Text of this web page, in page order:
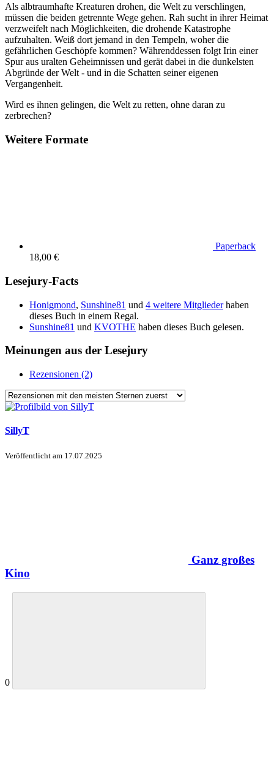
Als albtraumhafte Kreaturen drohen, die Welt zu verschlingen,
müssen die beiden getrennte Wege gehen. Rah sucht in ihrer Heimat
verzweifelt nach Möglichkeiten, die drohende Katastrophe
aufzuhalten. Weiß dort jemand in den Tempeln, woher die
gefährlichen Geschöpfe kommen? Währenddessen folgt Irin einer
Spur aus uralten Geheimnissen und gerät dabei in die dunkelsten
Abgründe der Welt - und in die Schatten seiner eigenen
Vergangenheit.
Wird es ihnen gelingen, die Welt zu retten, ohne daran zu
zerbrechen?
Weitere Formate
Paperback
18,00 €
Lesejury-Facts
Honigmond, Sunshine81 und 4 weitere Mitgliederhaben
dieses Buch in einem Regal.
Sunshine81 und KVOTHE haben dieses Buch gelesen.
Meinungen aus der Lesejury
Rezensionen (2)
SillyT
Veröffentlicht am 17.07.2025
Ganz großes
Kino
0